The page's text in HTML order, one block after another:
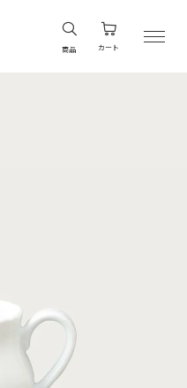
商品 カート